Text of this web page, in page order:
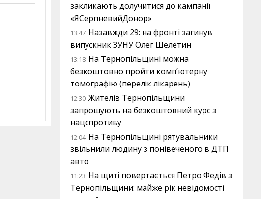
закликають долучитися до кампанії
«ЯСерпневийДонор»
13:47 Назавжди 29: на фронті загинув
випускник ЗУНУ Олег Шелетин
13:18 На Тернопільщині можна
безкоштовно пройти комп’ютерну
томографію (перелік лікарень)
12:30 Жителів Тернопільщини
запрошують на безкоштовний курс з
нацспротиву
12:04 На Тернопільщині рятувальники
звільнили людину з понівеченого в ДТП
авто
11:23 На щиті повертається Петро Федів з
Тернопільщини: майже рік невідомості